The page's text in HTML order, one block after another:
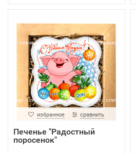
избранное сравнить
Печенье "Радостный
поросенок"